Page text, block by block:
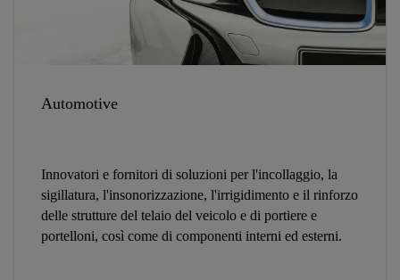
Automotive
Innovatori e fornitori di soluzioni per l'incollaggio, la
sigillatura, l'insonorizzazione, l'irrigidimento e il rinforzo
delle strutture del telaio del veicolo e di portiere e
portelloni, così come di componenti interni ed esterni.